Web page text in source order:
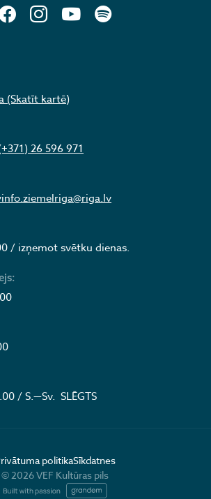
(Skatīt kartē)
26 596 971
info.ziemelriga@riga.lv
/ izņemot svētku dienas.
/ S.—Sv. SLĒGTS
politikaSīkdatnes
© 2026 VEF Kultūras pils